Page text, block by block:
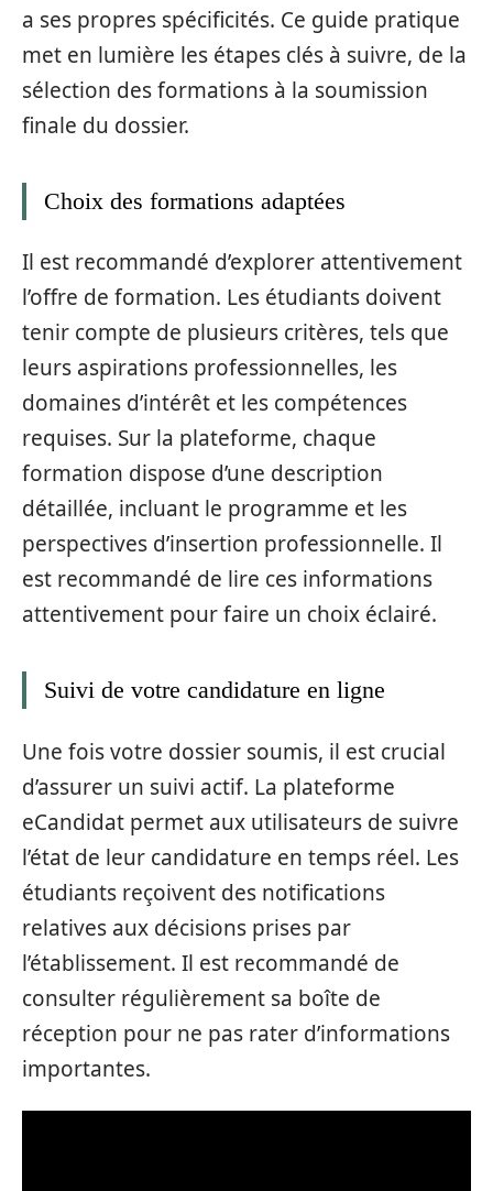
a ses propres spécificités. Ce guide pratique
met en lumière les étapes clés à suivre, de la
sélection des formations à la soumission
finale du dossier.
Choix des formations adaptées
Il est recommandé d’explorer attentivement
l’offre de formation. Les étudiants doivent
tenir compte de plusieurs critères, tels que
leurs aspirations professionnelles, les
domaines d’intérêt et les compétences
requises. Sur la plateforme, chaque
formation dispose d’une description
détaillée, incluant le programme et les
perspectives d’insertion professionnelle. Il
est recommandé de lire ces informations
attentivement pour faire un choix éclairé.
Suivi de votre candidature en ligne
Une fois votre dossier soumis, il est crucial
d’assurer un suivi actif. La plateforme
eCandidat permet aux utilisateurs de suivre
l’état de leur candidature en temps réel. Les
étudiants reçoivent des notifications
relatives aux décisions prises par
l’établissement. Il est recommandé de
consulter régulièrement sa boîte de
réception pour ne pas rater d’informations
importantes.